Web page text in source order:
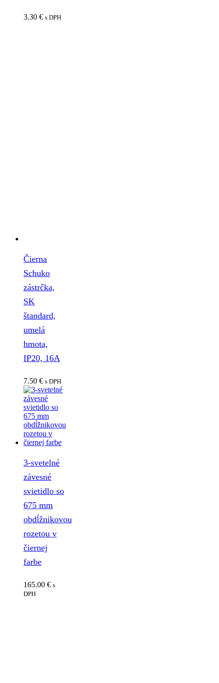
3.30 € s DPH
Čierna
Schuko
zástrčka,
SK
štandard,
umelá
hmota,
IP20, 16A
7.50 € s DPH
3-svetelné
závesné
svietidlo so
675 mm
obdĺžnikovou
rozetou v
čiernej
farbe
165.00 € s
DPH